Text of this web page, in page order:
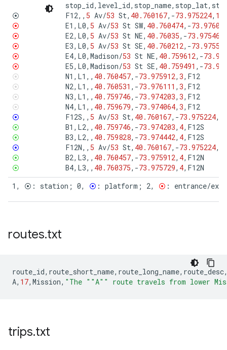
⦿
⦿
⦿
⦿
⦿
⦿
⦿
⦿
⦿
⦿
⦿
⦿
⦿
⦿
⦿
stop_id, level_id, stop_name, stop_lat,
F12,, 5 Av/53 St, 40.760167, -73.975224, 1
E1 , L0, 5 Av/53 St SW, 40.760474, -
E2, L0, 5 Av/53 St NE, 40.76035, -73.97546
E3, L0, 5 Av/53 St SE, 40.760212, -
E4, L0, Madison/53 St NE, 40.759612, -
E5, L0, Madison/53 St SE, 40.759491 , -
N1 , L1 ,, 40.760457, -73.975912, 3, F12
N2, L1 ,, 40.760531 , -73.976111 , 3, F12
N3, L1 ,, 40.759746, -73.974203, 3, F12
N4, L1 ,, 40.759679, -73.974064, 3, F12
F12S,, 5 Av/53 St, 40.760167, -73.975224,
B1 , L2,, 40.759746, -73.974203, 4, F12S
B3, L2,, 40.759828, -73.974442, 4, F12S
F12N,, 5 Av/53 St, 40.760167, -73.975224,
B2, L3,, 40.760457, -73.975912, 4, F12N
B4, L3,, 40.760375, -73.975729, 4, F12N
1, ⦿: station; 0, ⦿ : platform; 2, ⦿ : entrance/
routes.txt
route_id, route_short_name, route_long_name, route_desc
A, 17, Mission, "The ""A"" route travels from lower
trips.txt